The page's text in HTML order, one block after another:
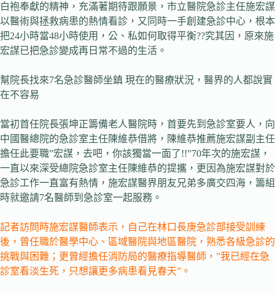
白袍奉獻的精神，充滿著期待跟願景，市立醫院急診主任施宏謀
以醫術與拯救病患的熱情看診，又同時一手創建急診中心，根本
把24小時當48小時使用，公、私如何取得平衡??究其因，原來施
宏謀已把急診變成再日常不過的生活。
幫院長找來7名急診醫師坐鎮 現在的醫療狀況，醫界的人都說實
在不容易
當初首任院長張坤正籌備老人醫院時，首要先到急診室要人，向
中國醫總院的急診室主任陳維恭借將，陳維恭推薦施宏謀副主任
擔任此要職”宏謀，去吧，你該獨當一面了!!”70年次的施宏謀，
一直以來深受總院急診室主任陳維恭的提攜，更因為施宏謀對於
急診工作一直富有熱情，施宏謀醫界朋友兄弟多廣交四海，籌組
時就邀請7名醫師到急診室一起服務。
記者訪問時施宏謀醫師表示，自己在林口長庚急診部接受訓練
後，曾任職於醫學中心、區域醫院與地區醫院，熟悉各級急診的
挑戰與困難；更曾經擔任消防局的醫療指導醫師，”我已經在急
診室看淡生死，只想讓更多病患看見春天”。